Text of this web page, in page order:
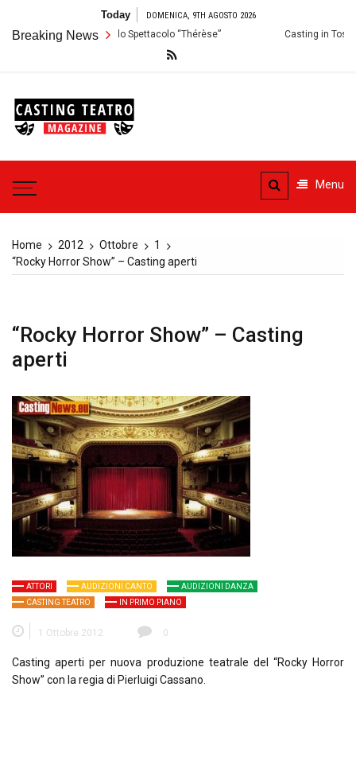
content
Today DOMENICA, 9TH AGOSTO 2026
Breaking News
Audizioni per lo Spettacolo “Thérèse” Casting in Toscana:
teatrali
Menu
Home 2012 Ottobre
1
“Rocky Horror Show” – Casting aperti
“Rocky Horror Show” – Casting
aperti
ATTORI AUDIZIONI CANTO
AUDIZIONI DANZA
CASTING TEATRO
IN PRIMO PIANO
1 Ottobre 2012 0
Casting aperti per nuova produzione teatrale del “Rocky Horror
Show” con la regia di Pierluigi Cassano.